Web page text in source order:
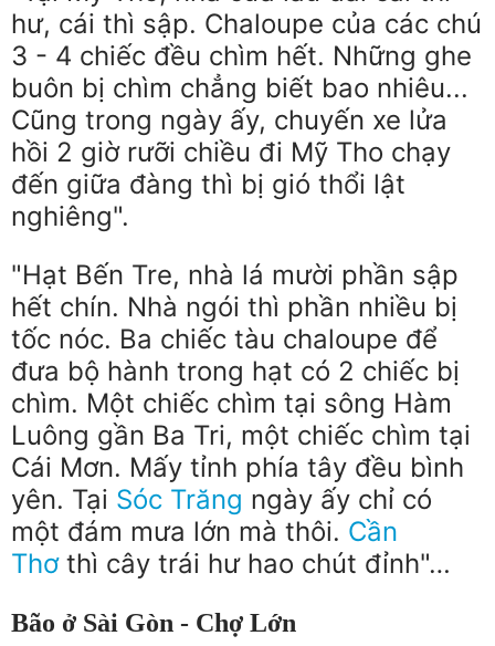
hư, cái thì sập. Chaloupe của các chú
3 - 4 chiếc đều chìm hết. Những ghe
buôn bị chìm chẳng biết bao nhiêu...
Cũng trong ngày ấy, chuyến xe lửa
hồi 2 giờ rưỡi chiều đi Mỹ Tho chạy
đến giữa đàng thì bị gió thổi lật
nghiêng".
"Hạt Bến Tre, nhà lá mười phần sập
hết chín. Nhà ngói thì phần nhiều bị
tốc nóc. Ba chiếc tàu chaloupe để
đưa bộ hành trong hạt có 2 chiếc bị
chìm. Một chiếc chìm tại sông Hàm
Luông gần Ba Tri, một chiếc chìm tại
Cái Mơn. Mấy tỉnh phía tây đều bình
yên. Tại Sóc Trăng ngày ấy chỉ có
một đám mưa lớn mà thôi. Cần
Thơthì cây trái hư hao chút đỉnh"…
Bão ở Sài Gòn - Chợ Lớn